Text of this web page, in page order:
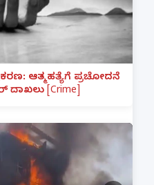
ಆತ್ಮಹತ್ಯೆಗೆ ಪ್ರಚೋದನೆ
[Crime]